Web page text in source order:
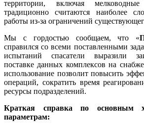
территории, включая
традиционно считаются наиболее
работы из-за ограничений
Мы с гордостью сообщаем, что «
справился со всеми поставленными
испытаний спасатели выразили
поставке данных комплексов на
использование позволит повысить
операций, сократить время
ресурсы подразделений.
Краткая справка по основным
параметрам: